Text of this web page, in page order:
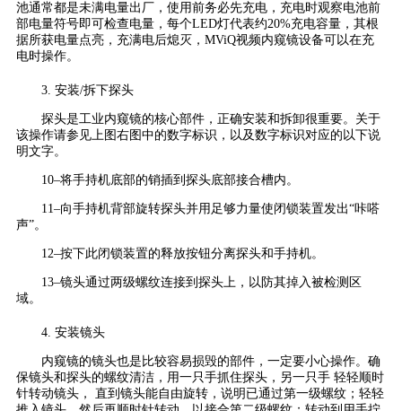
池通常都是未满电量出厂，使用前务必先充电，充电时观察电池前
部电量符号即可检查电量，每个LED灯代表约20%充电容量，其根
据所获电量点亮，充满电后熄灭，MViQ视频内窥镜设备可以在充
电时操作。
3. 安装/拆下探头
探头是工业内窥镜的核心部件，正确安装和拆卸很重要。关于
该操作请参见上图右图中的数字标识，以及数字标识对应的以下说
明文字。
10–将手持机底部的销插到探头底部接合槽内。
11–向手持机背部旋转探头并用足够力量使闭锁装置发出“咔嗒
声”。
12–按下此闭锁装置的释放按钮分离探头和手持机。
13–镜头通过两级螺纹连接到探头上，以防其掉入被检测区
域。
4. 安装镜头
内窥镜的镜头也是比较容易损毁的部件，一定要小心操作。确
保镜头和探头的螺纹清洁，用一只手抓住探头，另一只手 轻轻顺时
针转动镜头， 直到镜头能自由旋转，说明已通过第一级螺纹；轻轻